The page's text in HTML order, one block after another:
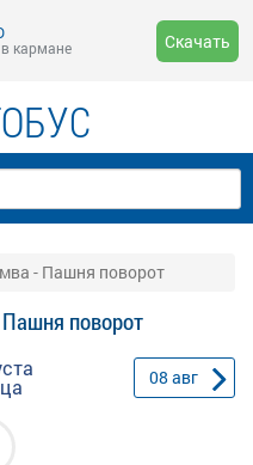
кармане
Скачать
- Пашня поворот
поворот
08 авг